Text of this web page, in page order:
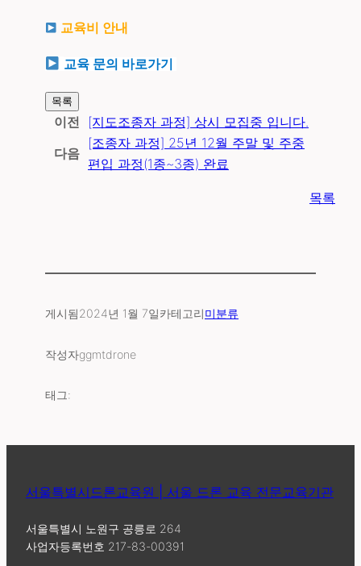
교육비 안내
교육 문의 바로가기
목록
이전
[지도조종자 과정] 상시 모집중 입니다.
다음
[조종자 과정] 25년 12월 주말 및 주중
편입 과정(1종~3종) 완료
목록
게시됨2024년 1월 7일카테고리미분류
작성자ggmtdrone
태그:
서울특별시드론교육원 | 서울 드론 교육 전문교육기관
서울특별시 노원구 공릉로 264
사업자등록번호 217-83-00391